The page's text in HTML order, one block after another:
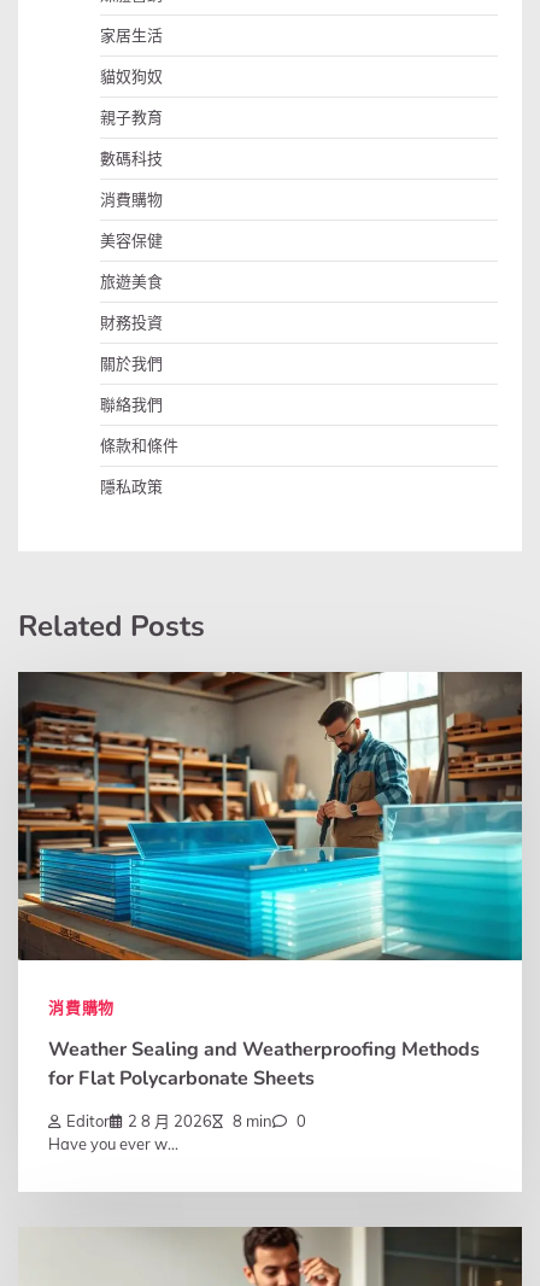
家居生活
貓奴狗奴
親子教育
數碼科技
消費購物
美容保健
旅遊美食
財務投資
關於我們
聯絡我們
條款和條件
隱私政策
Related Posts
消費購物
Weather Sealing and Weatherproofing Methods
for Flat Polycarbonate Sheets
Editor 2 8 月 2026 8 min
0
Have you ever w...